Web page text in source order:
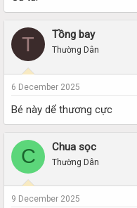
T Tồng bay
Thường Dân
6 December 2025
Bé này dể thương cực
C Chua sọc
Thường Dân
9 December 2025